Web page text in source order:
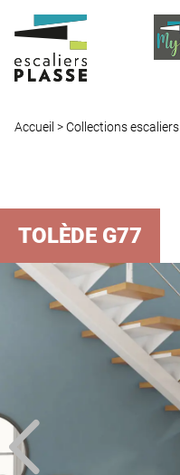
Accueil >Collections escaliers
TOLÈDE G77